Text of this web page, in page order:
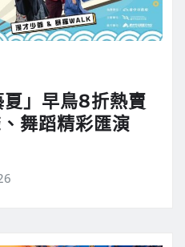
」早鳥8折熱賣
舞蹈精彩匯演